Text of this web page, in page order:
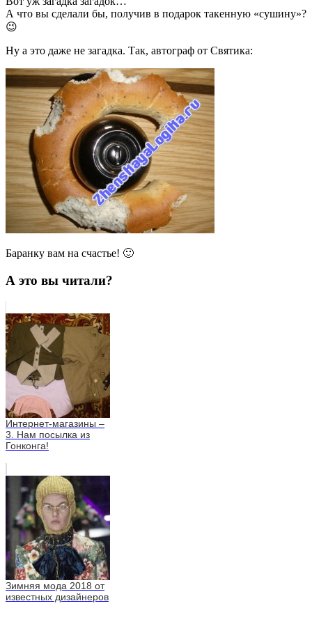
А что вы сделали бы, получив в подарок такенную «сушину»?
😉
Ну а это даже не загадка. Так, автограф от Святика:
Баранку вам на счастье! 🙂
А это вы читали?
Интернет-магазины –
3. Нам посылка из
Гонконга!
Зимняя мода 2018 от
известных дизайнеров